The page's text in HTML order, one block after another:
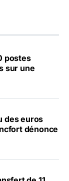
postes
sur une
des euros
dénonce